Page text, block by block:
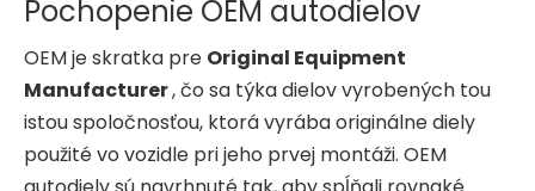
Pochopenie OEM autodielov
OEM je skratka pre Original Equipment
Manufacturer, čo sa týka dielov vyrobených tou
istou spoločnosťou, ktorá vyrába originálne diely
použité vo vozidle pri jeho prvej montáži. OEM